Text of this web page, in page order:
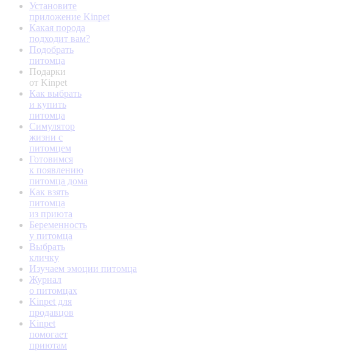
Установите
приложение Kinpet
Какая порода
подходит вам?
Подобрать
питомца
Подарки
от Kinpet
Как выбрать
и купить
питомца
Симулятор
жизни с
питомцем
Готовимся
к появлению
питомца дома
Как взять
питомца
из приюта
Беременность
у питомца
Выбрать
кличку
Изучаем эмоции питомца
Журнал
о питомцах
Kinpet для
продавцов
Kinpet
помогает
приютам